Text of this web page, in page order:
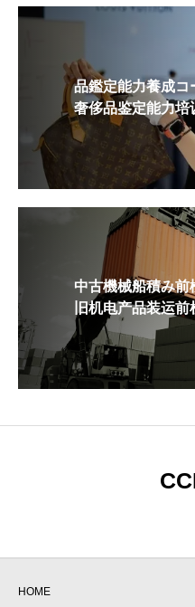
品鑑定能力養成コ
奢侈品鉴定能力培
中古機械船積み前
旧机电产品装运前
HOME